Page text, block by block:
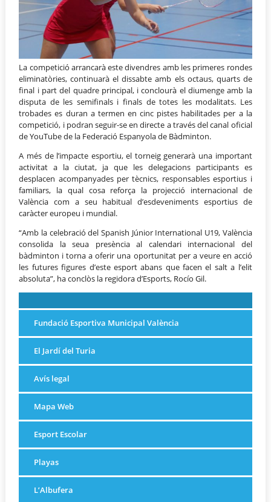
La competició arrancarà este divendres amb les primeres rondes
eliminatòries, continuarà el dissabte amb els octaus, quarts de
final i part del quadre principal, i conclourà el diumenge amb la
disputa de les semifinals i finals de totes les modalitats. Les
trobades es duran a termen en cinc pistes habilitades per a la
competició, i podran seguir-se en directe a través del canal oficial
de YouTube de la Federació Espanyola de Bàdminton.
A més de l’impacte esportiu, el torneig generarà una important
activitat a la ciutat, ja que les delegacions participants es
desplacen acompanyades per tècnics, responsables esportius i
familiars, la qual cosa reforça la projecció internacional de
València com a seu habitual d’esdeveniments esportius de
caràcter europeu i mundial.
“Amb la celebració del Spanish Júnior International U19, València
consolida la seua presència al calendari internacional del
bàdminton i torna a oferir una oportunitat per a veure en acció
les futures figures d’este esport abans que facen el salt a l’elit
absoluta”, ha conclòs la regidora d’Esports, Rocío Gil.
Fundació Esportiva Municipal València
El Jardí del Turia
Avís legal
Mapa Web
Esport Escolar
Playas
L’Albufera